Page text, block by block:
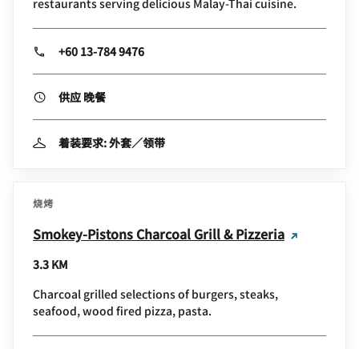
+60 13-784 9476
供应 晚餐
着装要求: 外套／领带
烧烤
Smokey-Pistons Charcoal Grill & Pizzeria
3.3 KM
Charcoal grilled selections of burgers, steaks,
seafood, wood fired pizza, pasta.